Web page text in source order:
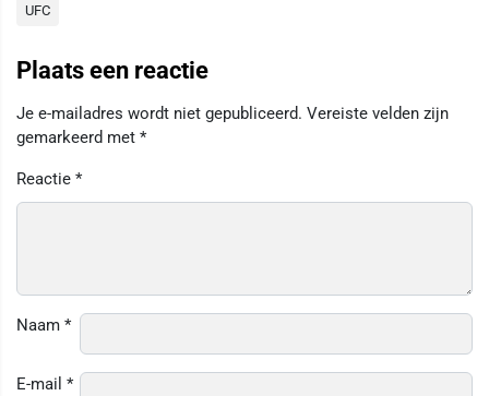
UFC
Plaats een reactie
Je e-mailadres wordt niet gepubliceerd. Vereiste velden zijn
gemarkeerd met *
Reactie *
Naam *
E-mail *